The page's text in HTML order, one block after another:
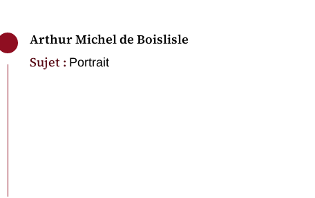
Arthur Michel de Boislisle
Sujet : Portrait